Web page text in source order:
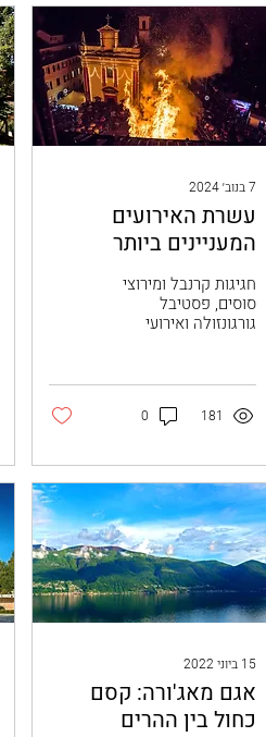
7 בנוב׳ 2024
עשרת האירועים
המעניינים ביותר
בלומברדיה
חגיגות קרנבל ומירוצי
סוסים, פסטיבל
גורגונזולה ואירועי
מלא חיים – אלה רק
כמה מהאירועים...
181
0
15 ביוני 2022
אגם מאג'ורה: קסם
כחול בין ההרים